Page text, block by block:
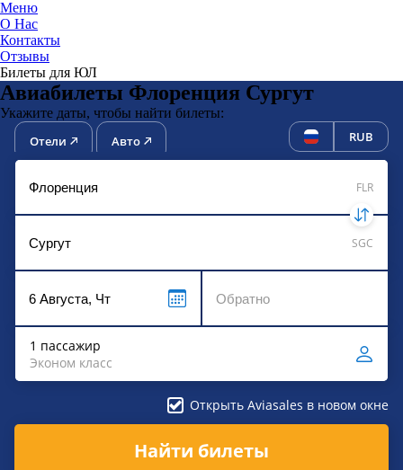
Меню
О Нас
Контакты
Отзывы
Билеты для ЮЛ
Авиабилеты Флоренция Сургут
Укажите даты, чтобы найти билеты:
Отели Авто RUB
FLR
SGC
1 пассажир
Эконом класс
Открыть Aviasales в новом окне
Найти билеты